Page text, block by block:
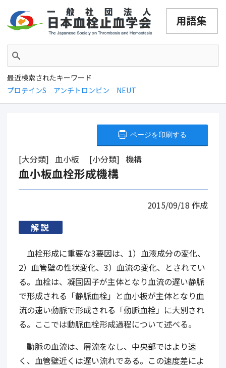
最近検索されたキーワード
プロテインS
アンチトロンビン NEUT
大分類 血小板 小分類 機構
血小板血栓形成機構
ページを印刷する
2015/09/18 作成
解説
血栓形成に重要な3要因は、1）血液成分の変化、
2）血管壁の性状変化、3）血流の変化、とされてい
る。血栓は、凝固因子が主体となり血流の遅い静脈
で形成される「静脈血栓」と血小板が主体となり血
流の速い動脈で形成される「動脈血栓」に大別され
る。ここでは動脈血栓形成過程について述べる。
動脈の血流は、層流をなし、中央部ではより速
く、血管壁近くは遅い流れである。この速度差によ